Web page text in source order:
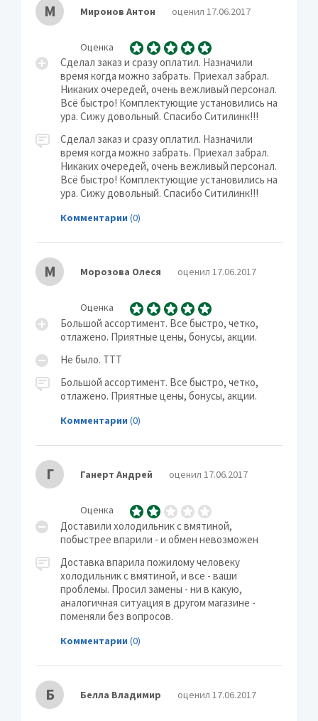
М Миронов Антон оценил 17.06.2017
Оценка
Сделал заказ и сразу оплатил. Назначили
время когда можно забрать. Приехал забрал.
Никаких очередей, очень вежливый персонал.
Всё быстро! Комплектующие установились на
ура. Сижу довольный. Спасибо Ситилинк!!!
Сделал заказ и сразу оплатил. Назначили
время когда можно забрать. Приехал забрал.
Никаких очередей, очень вежливый персонал.
Всё быстро! Комплектующие установились на
ура. Сижу довольный. Спасибо Ситилинк!!!
Комментарии (0)
М Морозова Олеся оценил 17.06.2017
Оценка
Большой ассортимент. Все быстро, четко,
отлажено. Приятные цены, бонусы, акции.
Не было. ТТТ
Большой ассортимент. Все быстро, четко,
отлажено. Приятные цены, бонусы, акции.
Комментарии (0)
Г Ганерт Андрей оценил 17.06.2017
Оценка
Доставили холодильник с вмятиной,
побыстрее впарили - и обмен невозможен
Доставка впарила пожилому человеку
холодильник с вмятиной, и все - ваши
проблемы. Просил замены - ни в какую,
аналогичная ситуация в другом магазине -
поменяли без вопросов.
Комментарии (0)
Б Белла Владимир оценил 17.06.2017